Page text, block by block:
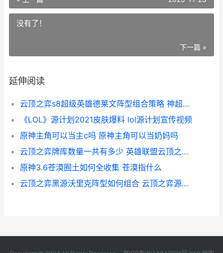
没有了！
下一篇 »
延伸阅读
云顶之弈s8超级英雄德莱文阵型组合策略 神超云顶之弈s5
《LOL》源计划2021皮肤爆料 lol源计划宣传视频
原神主角可以当主c吗 原神主角可以当奶妈吗
云顶之弈牌库数量一共有多少 英雄联盟云顶之弈牌库数量
原神3.6苍漠囿土如何全收集 苍漠指什么
云顶之弈黑源沃里克阵型如何组合 云顶之弈源计划